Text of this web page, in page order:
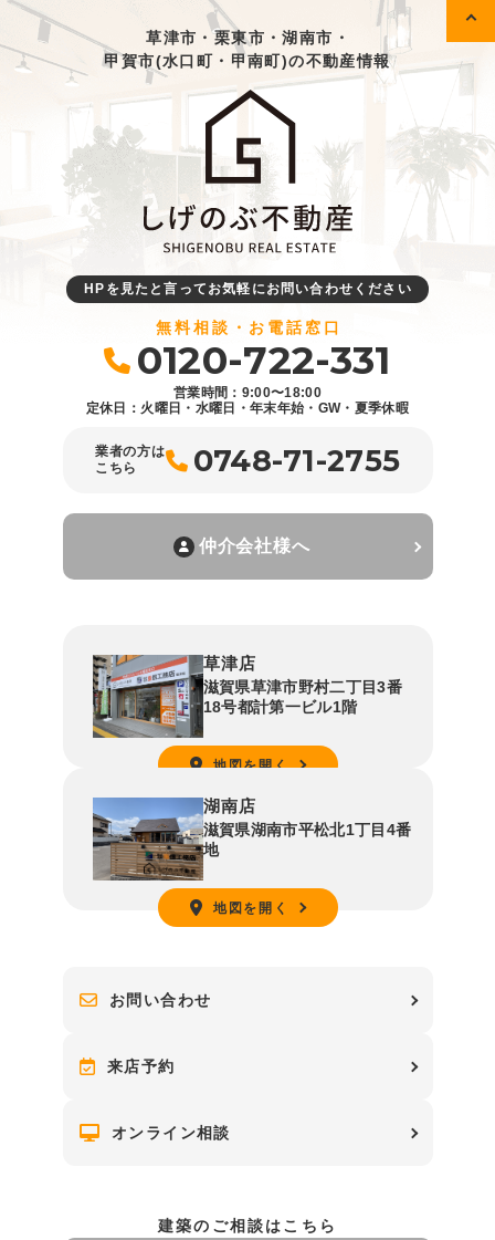
草津市・栗東市・湖南市・
甲賀市(水口町・甲南町)の不動産情報
HPを見たと言ってお気軽にお問い合わせください
無料相談・お電話窓口
0120-722-331
営業時間：9:00〜18:00
定休日：火曜日・水曜日・年末年始・GW・夏季休暇
業者の方は
こちら
0748-71-2755
仲介会社様へ
草津店
滋賀県草津市野村二丁目3番
18号都計第一ビル1階
地図を開く
湖南店
滋賀県湖南市平松北1丁目4番
地
地図を開く
お問い合わせ
来店予約
オンライン相談
建築のご相談はこちら